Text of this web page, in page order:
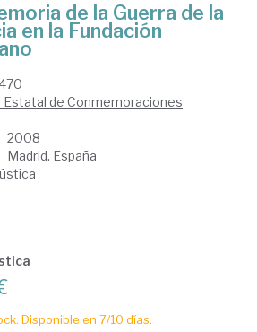
de la Guerra de la
en la Fundación
Estatal de Conmemoraciones
2008
Madrid. España
Disponible en 7/10 días.